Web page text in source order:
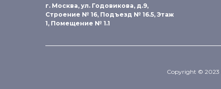
г. Москва, ул. Годовикова, д.9,
Строение № 16, Подъезд № 16.5, Этаж
1, Помещение № 1.1
Copyright © 2023